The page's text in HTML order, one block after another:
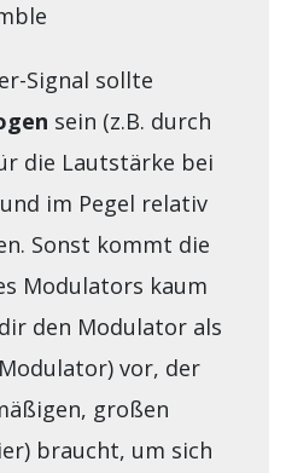
Signal sollte
sein (z.B. durch
die Lautstärke bei
im Pegel relativ
Sonst kommt die
Modulators kaum
den Modulator als
vor, der
großen
braucht, um sich